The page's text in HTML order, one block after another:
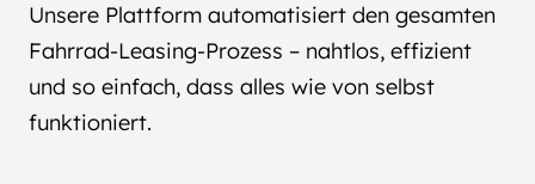
Unsere Plattform automatisiert den gesamten
Fahrrad-Leasing-Prozess – nahtlos, effizient
und so einfach, dass alles wie von selbst
funktioniert.